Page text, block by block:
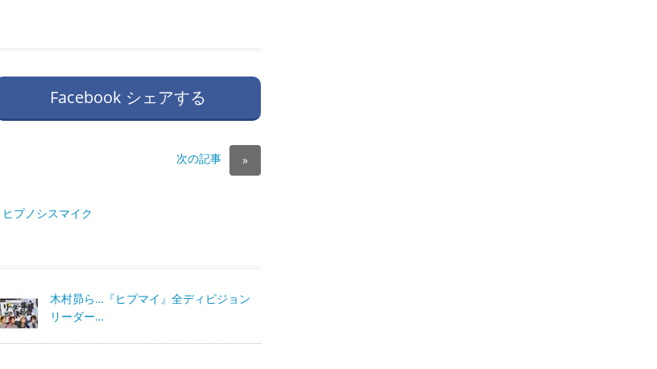
Facebook シェアする
次の記事 »
ヒプノシスマイク
木村昴ら…『ヒプマイ』全ディビジョン
リーダー…